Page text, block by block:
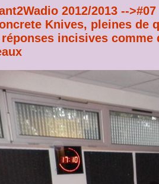
2012/2013 --
Knives, pleines de
incisives comme